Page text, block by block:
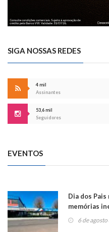
SIGA NOSSAS REDES
4 mil
Assinantes
53,6 mil
Seguidores
EVENTOS
Dia dos Pais
memórias
6 de